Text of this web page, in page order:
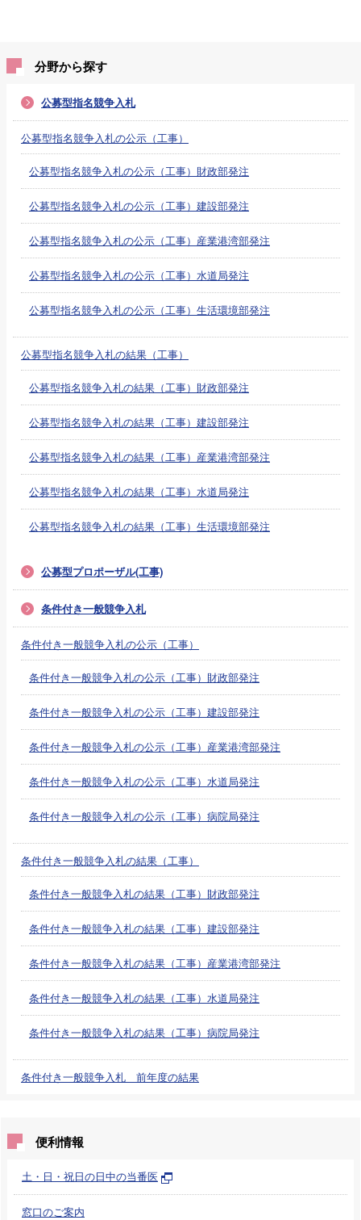
分野から探す
公募型指名競争入札
公募型指名競争入札の公示（工事）
公募型指名競争入札の公示（工事）財政部発注
公募型指名競争入札の公示（工事）建設部発注
公募型指名競争入札の公示（工事）産業港湾部発注
公募型指名競争入札の公示（工事）水道局発注
公募型指名競争入札の公示（工事）生活環境部発注
公募型指名競争入札の結果（工事）
公募型指名競争入札の結果（工事）財政部発注
公募型指名競争入札の結果（工事）建設部発注
公募型指名競争入札の結果（工事）産業港湾部発注
公募型指名競争入札の結果（工事）水道局発注
公募型指名競争入札の結果（工事）生活環境部発注
公募型プロポーザル(工事)
条件付き一般競争入札
条件付き一般競争入札の公示（工事）
条件付き一般競争入札の公示（工事）財政部発注
条件付き一般競争入札の公示（工事）建設部発注
条件付き一般競争入札の公示（工事）産業港湾部発注
条件付き一般競争入札の公示（工事）水道局発注
条件付き一般競争入札の公示（工事）病院局発注
条件付き一般競争入札の結果（工事）
条件付き一般競争入札の結果（工事）財政部発注
条件付き一般競争入札の結果（工事）建設部発注
条件付き一般競争入札の結果（工事）産業港湾部発注
条件付き一般競争入札の結果（工事）水道局発注
条件付き一般競争入札の結果（工事）病院局発注
条件付き一般競争入札 前年度の結果
便利情報
土・日・祝日の日中の当番医
窓口のご案内